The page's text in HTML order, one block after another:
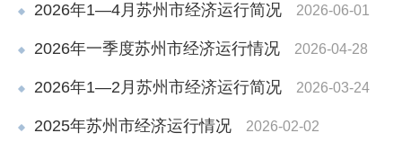
2026年1—4月苏州市经济运行简况 2026-06-01
2026年一季度苏州市经济运行情况 2026-04-28
2026年1—2月苏州市经济运行简况 2026-03-24
2025年苏州市经济运行情况 2026-02-02